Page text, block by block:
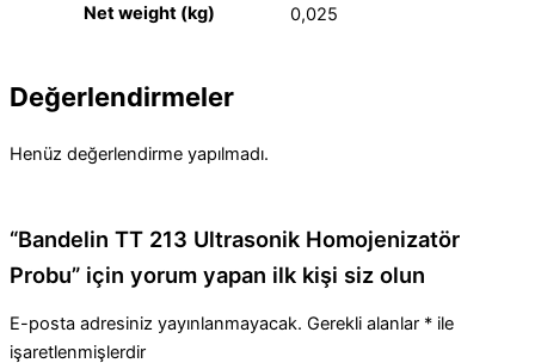
Net weight (kg) 0,025
Değerlendirmeler
Henüz değerlendirme yapılmadı.
“Bandelin TT 213 Ultrasonik Homojenizatör
Probu” için yorum yapan ilk kişi siz olun
E-posta adresiniz yayınlanmayacak. Gerekli alanlar * ile
işaretlenmişlerdir